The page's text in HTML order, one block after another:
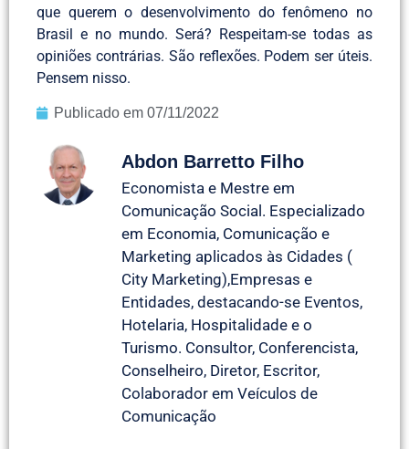
que querem o desenvolvimento do fenômeno no
Brasil e no mundo. Será? Respeitam-se todas as
opiniões contrárias. São reflexões. Podem ser úteis.
Pensem nisso.
Publicado em 07/11/2022
Abdon Barretto Filho
Economista e Mestre em
Comunicação Social. Especializado
em Economia, Comunicação e
Marketing aplicados às Cidades (
City Marketing),Empresas e
Entidades, destacando-se Eventos,
Hotelaria, Hospitalidade e o
Turismo. Consultor, Conferencista,
Conselheiro, Diretor, Escritor,
Colaborador em Veículos de
Comunicação